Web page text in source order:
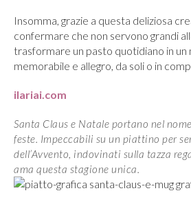
Insomma, grazie a questa deliziosa
confermare che non servono grandi
trasformare un pasto quotidiano in un
memorabile e allegro, da soli o in
ilariai.com
Santa Claus e Natale portano nel
feste. Impeccabili su un piattino per
dell’Avvento, indovinati sulla tazza
ama questa stagione unica.